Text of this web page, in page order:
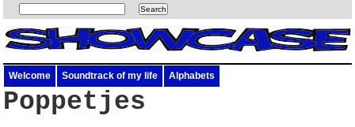
Welcome Soundtrack of my life Alphabets
Poppetjes